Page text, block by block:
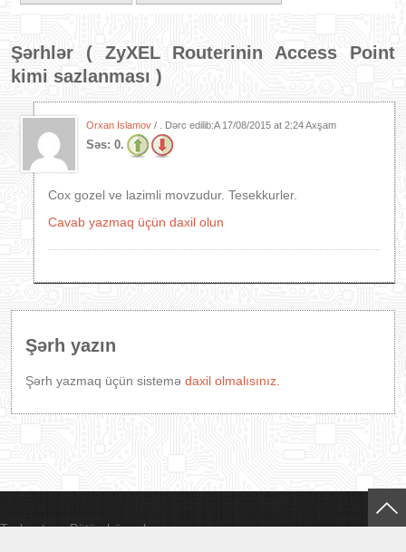
Şərhlər ( ZyXEL Routerinin Access Point
kimi sazlanması )
Orxan Islamov / . Dərc edilib:A 17/08/2015 at 2:24 Axşam
Səs: 0.
Cox gozel ve lazimli movzudur. Tesekkurler.
Cavab yazmaq üçün daxil olun
Şərh yazın
Şərh yazmaq üçün sistemə daxil olmalısınız.
Technet.az. Bütün hüquqlar qorunur.